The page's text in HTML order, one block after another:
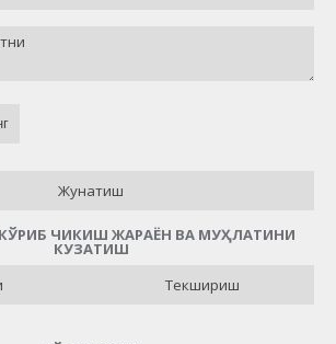
Жунатиш
ЧИКИШ ЖАРАЁН ВА МУҲЛАТИНИ
КУЗАТИШ
Текшириш